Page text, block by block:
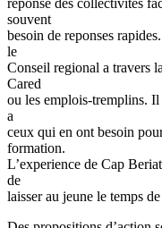
souvent
besoin de reponses
le
Conseil regional a travers
Cared
ou les emplois-tremplins. Il
a
ceux qui en ont besoin
formation.
L’experience de Cap
de
laisser au jeune le temps